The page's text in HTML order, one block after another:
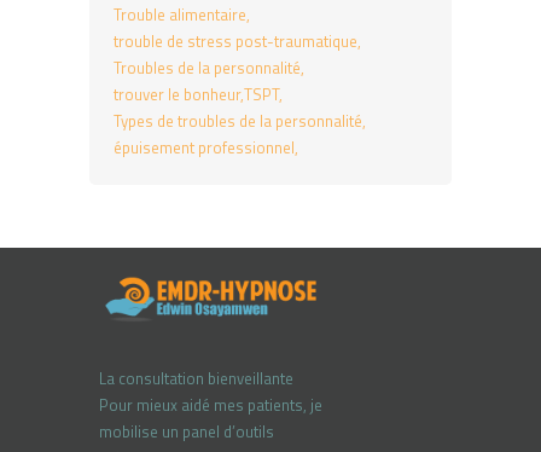
Trouble alimentaire
trouble de stress post-traumatique
Troubles de la personnalité
trouver le bonheurTSPT
Types de troubles de la personnalité
épuisement professionnel
La consultation bienveillante
Pour mieux aidé mes patients, je
mobilise un panel d’outils